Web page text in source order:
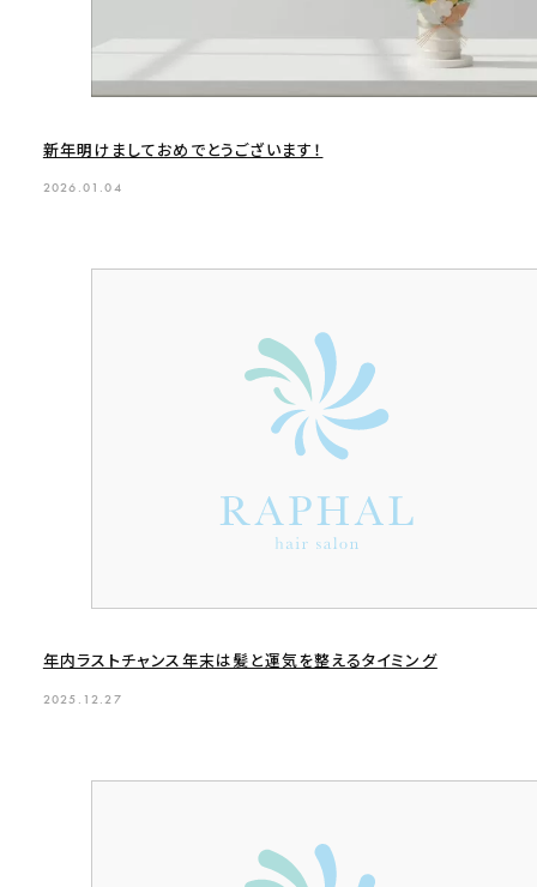
新年明けましておめでとうございます！
2026.01.04
年内ラストチャンス年末は髪と運気を整えるタイミング
2025.12.27